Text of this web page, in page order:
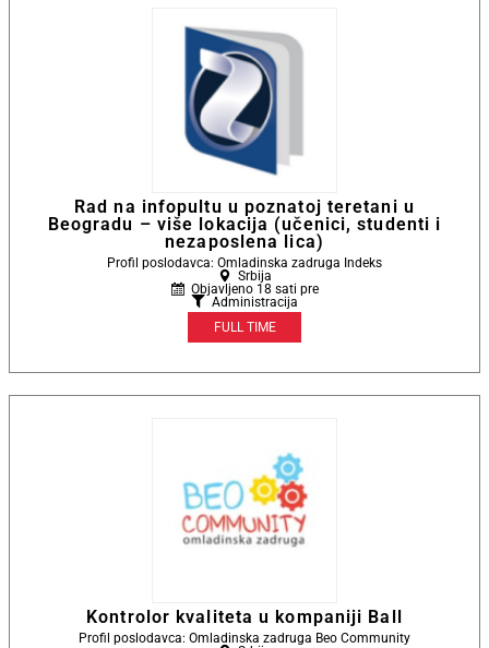
Rad na infopultu u poznatoj teretani u
Beogradu – više lokacija (učenici, studenti i
nezaposlena lica)
Profil poslodavca: Omladinska zadruga Indeks
Srbija
Objavljeno 18 sati pre
Administracija
FULL TIME
Kontrolor kvaliteta u kompaniji Ball
Profil poslodavca: Omladinska zadruga Beo Community